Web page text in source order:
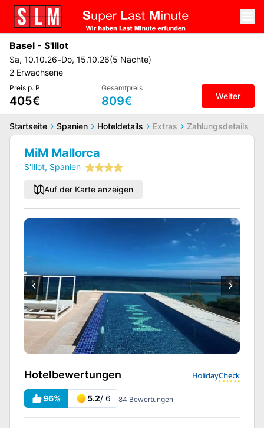
Basel - S'Illot
Sa, 10.10.26-Do, 15.10.26(5 Nächte)
2 Erwachsene
Preis p. P.
405€
Gesamtpreis
809€ Weiter
Startseite Spanien Hoteldetails Extras Zahlungsdetails
MiM Mallorca
S'Illot, Spanien
Auf der Karte anzeigen
Hotelbewertungen
96% 5.2/ 6 84 Bewertungen